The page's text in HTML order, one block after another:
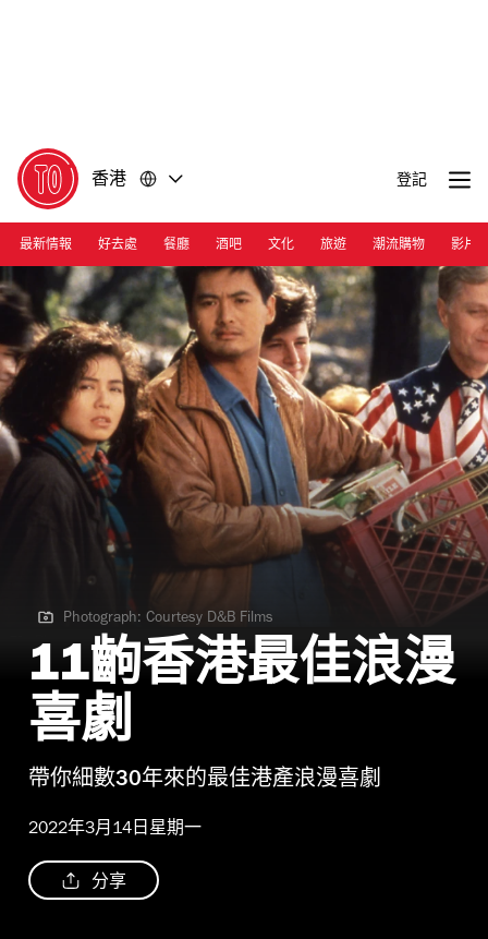
香港 登記
最新情報 好去處 餐廳 酒吧 文化 旅遊 潮流購物 影片
Photograph: Courtesy D&B Films
Photograph: Courtesy D&B Films
11齣香港最佳浪漫
喜劇
帶你細數30年來的最佳港產浪漫喜劇
2022年3月14日星期一
分享